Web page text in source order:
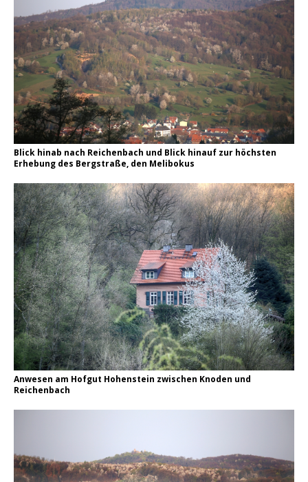
Blick hinab nach Reichenbach und Blick hinauf zur höchsten
Erhebung des Bergstraße, den Melibokus
Anwesen am Hofgut Hohenstein zwischen Knoden und
Reichenbach